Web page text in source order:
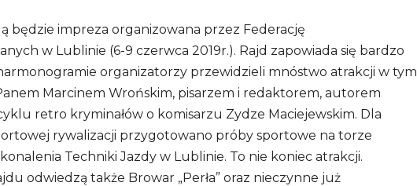
będzie impreza organizowana przez Federację
w Lublinie (6-9 czerwca 2019r.). Rajd zapowiada się bardzo
organizatorzy przewidzieli mnóstwo atrakcji w tym
Marcinem Wrońskim, pisarzem i redaktorem, autorem
retro kryminałów o komisarzu Zydze Maciejewskim. Dla
rywalizacji przygotowano próby sportowe na torze
Techniki Jazdy w Lublinie. To nie koniec atrakcji.
odwiedzą także Browar „Perła” oraz nieczynne już